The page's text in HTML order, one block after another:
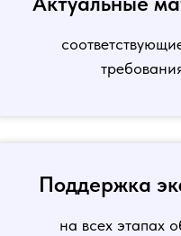
Поддержка
на всех этапах